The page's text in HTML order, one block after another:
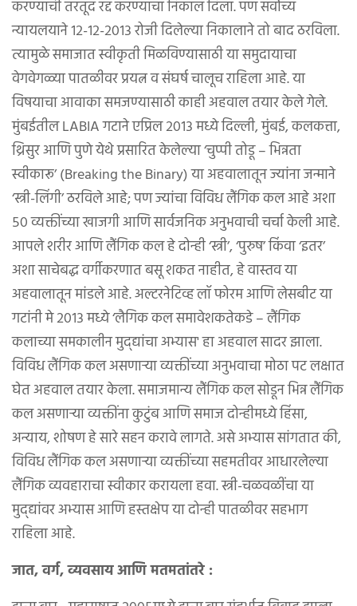
करण्याची तरतूद रद्द करण्याचा निकाल दिला. पण सर्वोच्य
न्यायलयाने १२-१२-२०१३ रोजी दिलेल्या निकालाने तो बाद ठरविला.
त्यामुळे समाजात स्वीकृती मिळविण्यासाठी या समुदायाचा
वेगवेगळ्या पातळीवर प्रयत्न व संघर्ष चालूच राहिला आहे. या
विषयाचा आवाका समजण्यासाठी काही अहवाल तयार केले गेले.
मुंबईतील LABIA गटाने एप्रिल २०१३ मध्ये दिल्ली, मुंबई, कलकत्ता,
थ्रिसुर आणि पुणे येथे प्रसारित केलेल्या ‘चुप्पी तोडू – भिन्नता
स्वीकारू’ (Breaking the Binary) या अहवालातून ज्यांना जन्माने
‘स्त्री-लिंगी’ ठरविले आहे; पण ज्यांचा विविध लैंगिक कल आहे अशा
५० व्यक्तींच्या खाजगी आणि सार्वजनिक अनुभवाची चर्चा केली आहे.
आपले शरीर आणि लैंगिक कल हे दोन्ही ‘स्त्री’, ‘पुरुष’ किंवा ‘इतर’
अशा साचेबद्ध वर्गीकरणात बसू शकत नाहीत, हे वास्तव या
अहवालातून मांडले आहे. अल्टरनेटिव्ह लॉ फोरम आणि लेसबीट या
गटांनी मे २०१३ मध्ये ‘लैगिक कल समावेशकतेकडे – लैंगिक
कलाच्या समकालीन मुद्द्यांचा अभ्यास' हा अहवाल सादर झाला.
विविध लैंगिक कल असणाऱ्या व्यक्तींच्या अनुभवाचा मोठा पट लक्षात
घेत अहवाल तयार केला. समाजमान्य लैंगिक कल सोडून भिन्न लैंगिक
कल असणाऱ्या व्यक्तींना कुटुंब आणि समाज दोन्हीमध्ये हिंसा,
अन्याय, शोषण हे सारे सहन करावे लागते. असे अभ्यास सांगतात की,
विविध लैंगिक कल असणाऱ्या व्यक्तींच्या सहमतीवर आधारलेल्या
लैंगिक व्यवहाराचा स्वीकार करायला हवा. स्त्री-चळवळींचा या
मुद्द्यांवर अभ्यास आणि हस्तक्षेप या दोन्ही पातळीवर सहभाग
राहिला आहे.
जात, वर्ग, व्यवसाय आणि मतमतांतरे :